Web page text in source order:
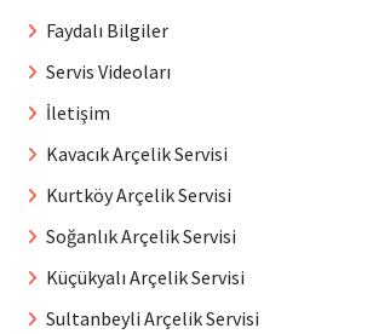
Faydalı Bilgiler
Servis Videoları
İletişim
Kavacık Arçelik Servisi
Kurtköy Arçelik Servisi
Soğanlık Arçelik Servisi
Küçükyalı Arçelik Servisi
Sultanbeyli Arçelik Servisi